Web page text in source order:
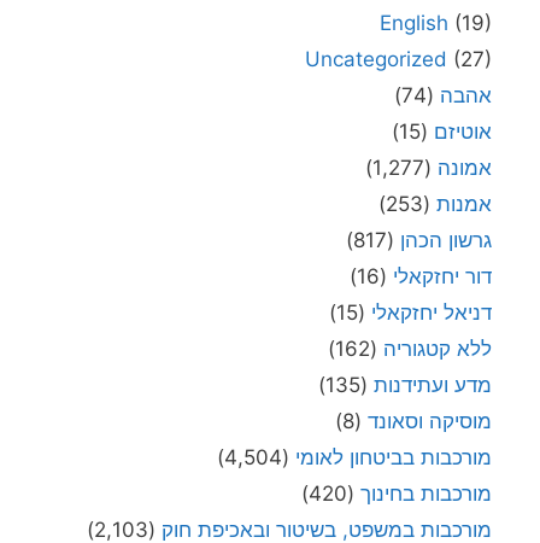
English (19)
Uncategorized (27)
אהבה (74)
אוטיזם (15)
אמונה (1,277)
אמנות (253)
גרשון הכהן (817)
דור יחזקאלי (16)
דניאל יחזקאלי (15)
ללא קטגוריה (162)
מדע ועתידנות (135)
מוסיקה וסאונד (8)
מורכבות בביטחון לאומי (4,504)
מורכבות בחינוך (420)
מורכבות במשפט, בשיטור ובאכיפת חוק (2,103)